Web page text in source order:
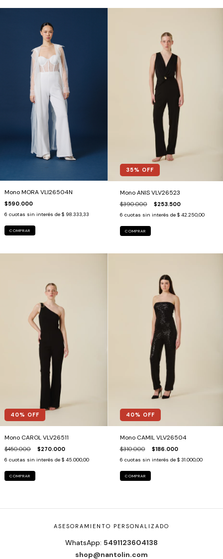
Mono MORA VLI26504N
$590.000
6 cuotas sin interés de $ 98.333,33
COMPRAR
35% OFF
Mono ANIS VLV26523
$390.000 $253.500
6 cuotas sin interés de $ 42.250,00
COMPRAR
40% OFF
Mono CAROL VLV26511
$450.000 $270.000
6 cuotas sin interés de $ 45.000,00
COMPRAR
40% OFF
Mono CAMIL VLV26504
$310.000 $186.000
6 cuotas sin interés de $ 31.000,00
COMPRAR
ASESORAMIENTO PERSONALIZADO
WhatsApp: 5491123604138
shop@nantolin.com